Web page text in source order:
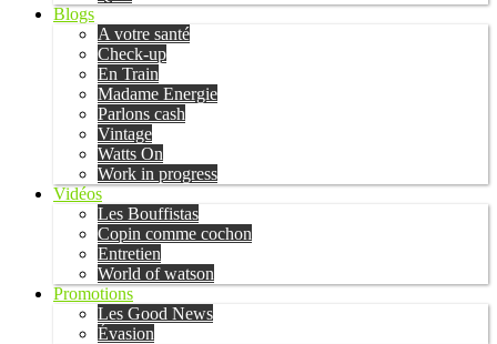
Blogs
A votre santé
Check-up
En Train
Madame Energie
Parlons cash
Vintage
Watts On
Work in progress
Vidéos
Les Bouffistas
Copin comme cochon
Entretien
World of watson
Promotions
Les Good News
Évasion